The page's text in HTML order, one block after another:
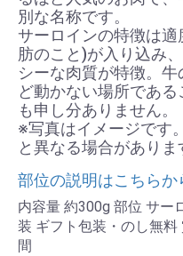
別な名称です。
サーロインの特徴は
肪のこと)が入り込み
シーな肉質が特徴。
ど動かない場所であ
も申し分ありません。
※写真はイメージです
と異なる場合がありま
部位の説明はこちらか
内容量 約300g 部位 サー
装 ギフト包装・のし無料
間